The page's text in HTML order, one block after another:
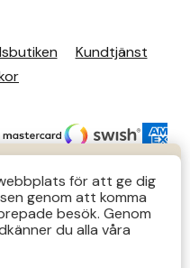
12-14 Lör 12-14
Kundtjänst
för att ge dig
genom att komma
besök. Genom
du alla våra